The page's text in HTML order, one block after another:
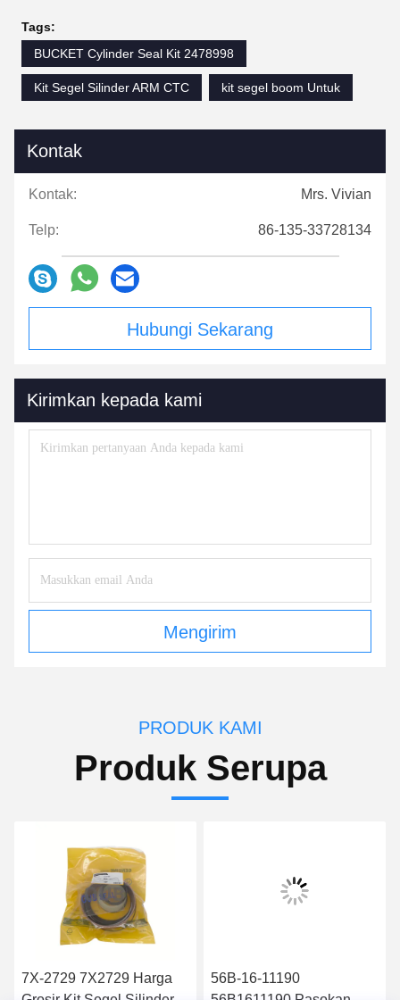
Tags:
BUCKET Cylinder Seal Kit 2478998
Kit Segel Silinder ARM CTC kit segel boom Untuk
Kontak
Kontak: Mrs. Vivian
Telp: 86-135-33728134
Hubungi Sekarang
Kirimkan kepada kami
Mengirim
PRODUK KAMI
Produk Serupa
7X-2729 7X2729 Harga
56B-16-11190